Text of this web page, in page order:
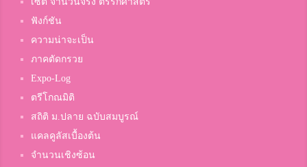
ฟังก์ชัน
ความน่าจะเป็น
ภาคตัดกรวย
Expo-Log
ตรีโกณมิติ
สถิติ ม.ปลาย ฉบับสมบูรณ์
แคลคูลัสเบื้องต้น
จำนวนเชิงซ้อน